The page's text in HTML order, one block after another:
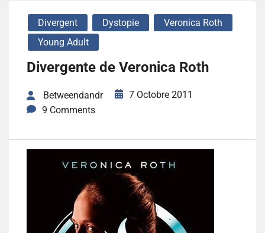
Divergent Dystopie
Veronica Roth
Young Adult
Divergente de Veronica Roth
Betweendandr
7 Octobre 2011
9 Comments